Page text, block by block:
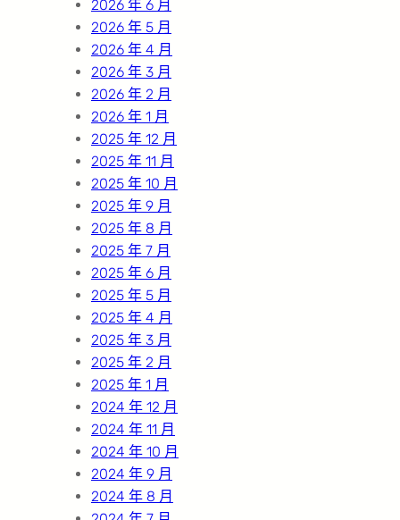
2026 年 6 月
2026 年 5 月
2026 年 4 月
2026 年 3 月
2026 年 2 月
2026 年 1 月
2025 年 12 月
2025 年 11 月
2025 年 10 月
2025 年 9 月
2025 年 8 月
2025 年 7 月
2025 年 6 月
2025 年 5 月
2025 年 4 月
2025 年 3 月
2025 年 2 月
2025 年 1 月
2024 年 12 月
2024 年 11 月
2024 年 10 月
2024 年 9 月
2024 年 8 月